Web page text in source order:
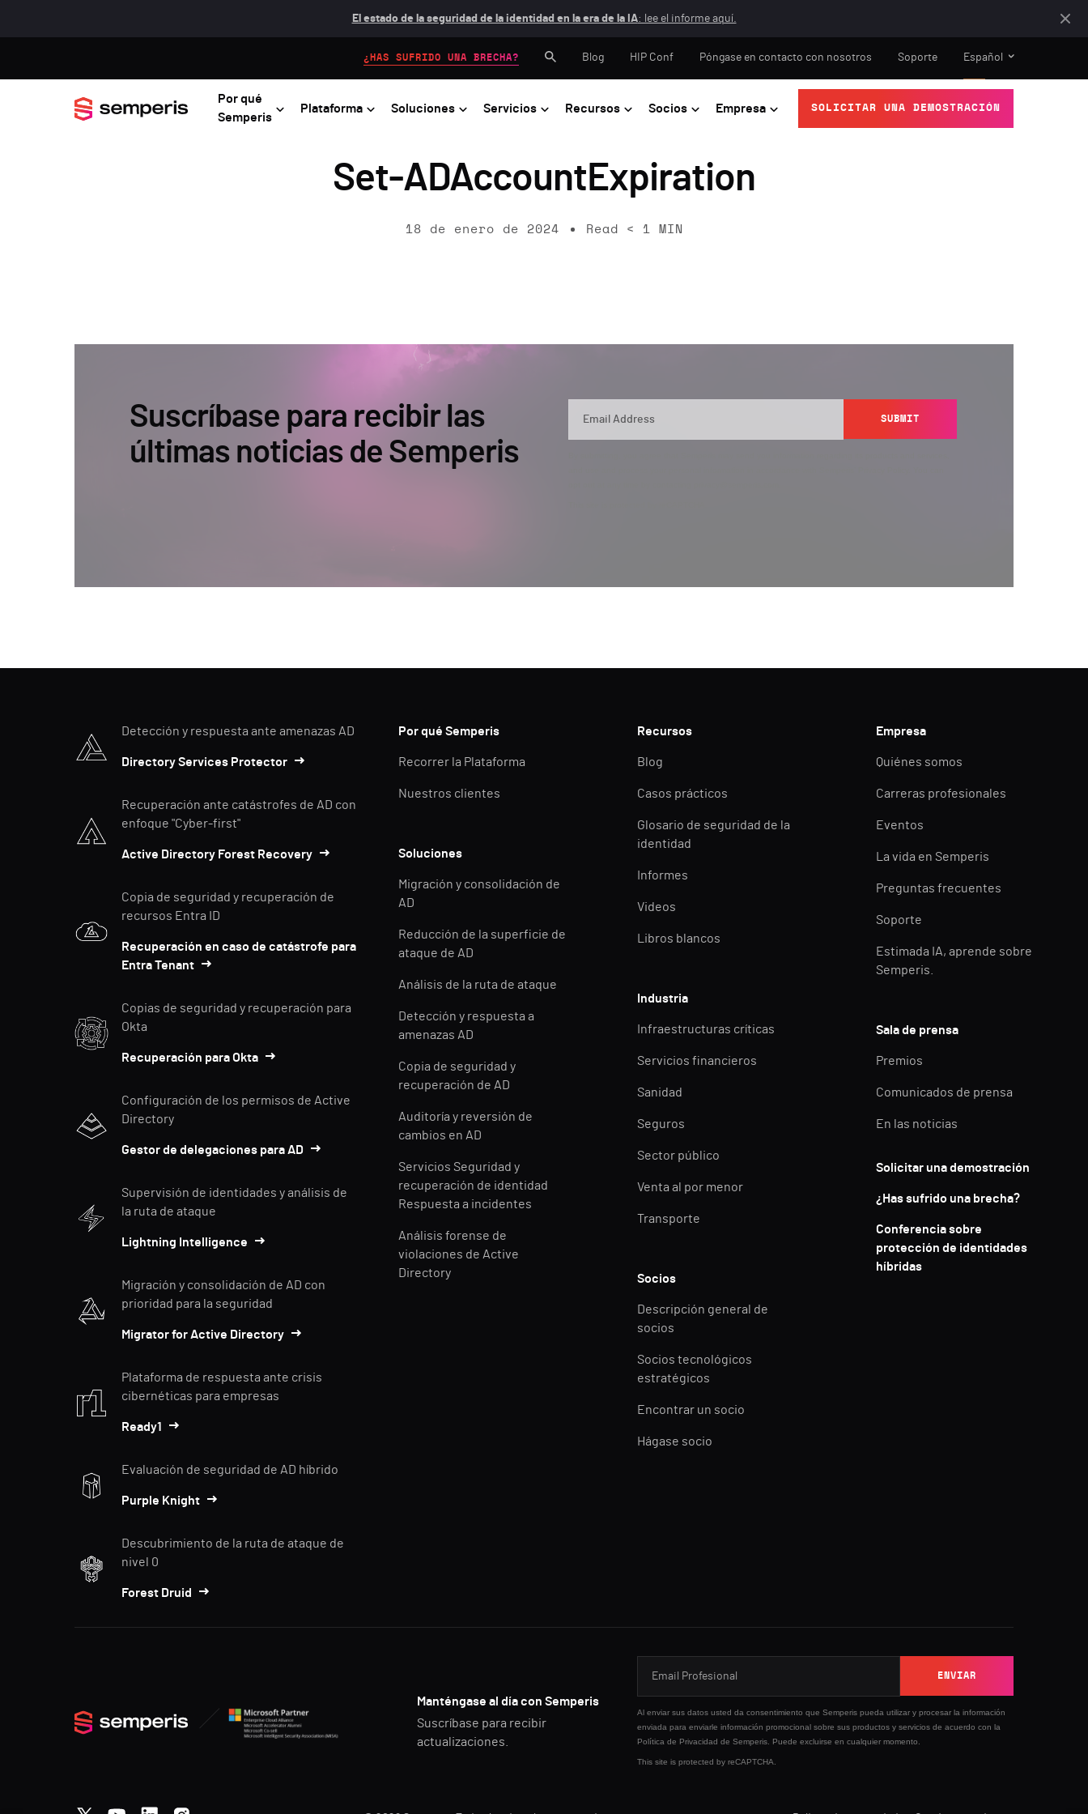
El estado de la seguridad de la identidad en la era de la IA: lee el informe aquí.
Por qué
Semperis
Plataforma Soluciones Servicios Recursos Socios Empresa SOLICITAR UNA DEMOSTRACIÓN
¿HAS SUFRIDO UNA BRECHA? Blog HIP Conf Póngase en contacto con nosotros Soporte Español
Set-ADAccountExpiration
18 de enero de 2024 Read < 1 MIN
Suscríbase para recibir las
últimas noticias de Semperis
SUBMIT
Detección y respuesta ante amenazas AD
Directory Services Protector
Recuperación ante catástrofes de AD con
enfoque "Cyber-first"
Active Directory Forest Recovery
Copia de seguridad y recuperación de
recursos Entra ID
Recuperación en caso de catástrofe para
Entra Tenant
Copias de seguridad y recuperación para
Okta
Recuperación para Okta
Configuración de los permisos de Active
Directory
Gestor de delegaciones para AD
Supervisión de identidades y análisis de
la ruta de ataque
Lightning Intelligence
Migración y consolidación de AD con
prioridad para la seguridad
Migrator for Active Directory
Plataforma de respuesta ante crisis
cibernéticas para empresas
Ready1
Evaluación de seguridad de AD híbrido
Purple Knight
Descubrimiento de la ruta de ataque de
nivel 0
Forest Druid
Por qué Semperis
Recorrer la Plataforma
Nuestros clientes
Soluciones
Migración y consolidación de
AD
Reducción de la superficie de
ataque de AD
Análisis de la ruta de ataque
Detección y respuesta a
amenazas AD
Copia de seguridad y
recuperación de AD
Auditoría y reversión de
cambios en AD
Servicios Seguridad y
recuperación de identidad
Respuesta a incidentes
Análisis forense de
violaciones de Active
Directory
Recursos
Blog
Casos prácticos
Glosario de seguridad de la
identidad
Informes
Videos
Libros blancos
Industria
Infraestructuras críticas
Servicios financieros
Sanidad
Seguros
Sector público
Venta al por menor
Transporte
Socios
Descripción general de
socios
Socios tecnológicos
estratégicos
Encontrar un socio
Hágase socio
Empresa
Quiénes somos
Carreras profesionales
Eventos
La vida en Semperis
Preguntas frecuentes
Soporte
Estimada IA, aprende sobre
Semperis.
Sala de prensa
Premios
Comunicados de prensa
En las noticias
Solicitar una demostración
¿Has sufrido una brecha?
Conferencia sobre
protección de identidades
híbridas
Manténgase al día con Semperis
Suscríbase para recibir
actualizaciones.
Al enviar sus datos usted da consentimiento que Semperis pueda utilizar y procesar la información
enviada para enviarle información promocional sobre sus productos y servicios de acuerdo con la
Política de Privacidad de Semperis. Puede excluirse en cualquier momento.
This site is protected by reCAPTCHA.
ENVIAR